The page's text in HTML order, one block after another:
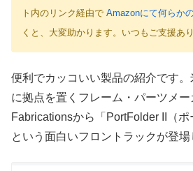
ト内のリンク経由で Amazonにて何らか
くと、大変助かります。いつもご支援あ
便利でカッコいい製品の紹介です
に拠点を置くフレーム・パーツメー
Fabricationsから「PortFolder II（ポ
という面白いフロントラックが登場